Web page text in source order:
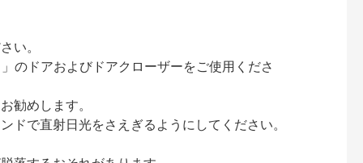
い。
のドアおよびドアクローザーをご使用くださ
勧めします。
で直射日光をさえぎるようにしてください。